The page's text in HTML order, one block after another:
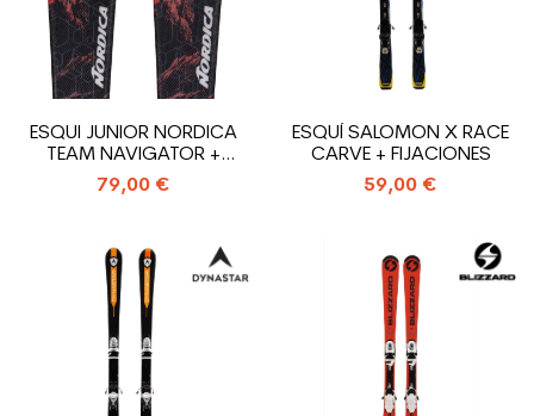
ESQUI JUNIOR NORDICA
TEAM NAVIGATOR +
FIJACIONES
79,00 €
ESQUÍ SALOMON X RACE
CARVE + FIJACIONES
59,00 €